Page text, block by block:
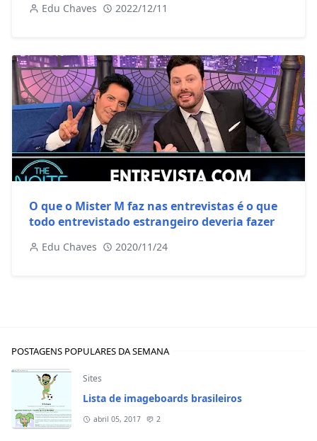
Edu Chaves 2022/12/11
O que o Mister M faz nas entrevistas é o que
todo entrevistado estrangeiro deveria fazer
Edu Chaves 2020/11/24
POSTAGENS POPULARES DA SEMANA
Sites
Lista de imageboards brasileiros
abril 05, 2017 2